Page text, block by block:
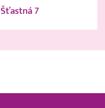
Šťastná 7